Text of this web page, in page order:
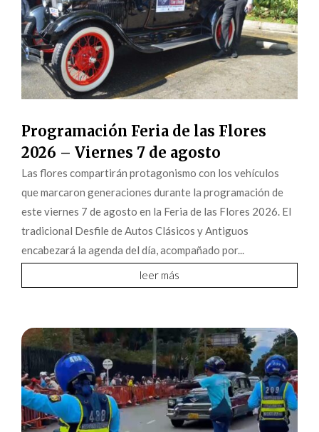
Programación Feria de las Flores
2026 – Viernes 7 de agosto
Las flores compartirán protagonismo con los vehículos
que marcaron generaciones durante la programación de
este viernes 7 de agosto en la Feria de las Flores 2026. El
tradicional Desfile de Autos Clásicos y Antiguos
encabezará la agenda del día, acompañado por...
leer más